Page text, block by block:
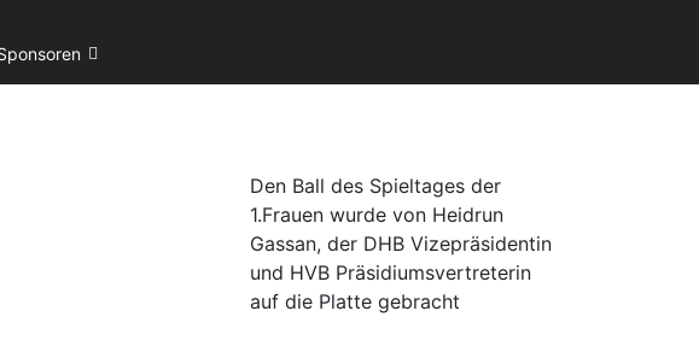
Den Ball des Spieltages der
1.Frauen wurde von Heidrun
Gassan, der DHB Vizepräsidentin
und HVB Präsidiumsvertreterin
auf die Platte gebracht